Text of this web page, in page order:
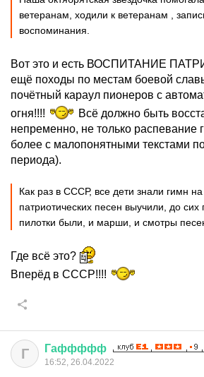
ветеранам, ходили к ветеранам ,
воспоминания.
Вот это и есть ВОСПИТАНИЕ
ещё походы по местам боевой
почётный караул пионеров с
огня!!!!
Всё должно быть
непременно, не только распевание
более с малопонятными текстами
периода).
Как раз в СССР, все дети знали гимн
патриотических песен выучили, до
пилотки были, и марши, и смотры
Где всё это?
Вперёд в СССР!!!!
Г Гаффффф
16:52, 26.04.2022